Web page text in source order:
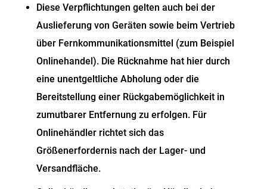
Diese Verpflichtungen gelten auch bei der
Auslieferung von Geräten sowie beim Vertrieb
über Fernkommunikationsmittel (zum Beispiel
Onlinehandel). Die Rücknahme hat hier durch
eine unentgeltliche Abholung oder die
Bereitstellung einer Rückgabemöglichkeit in
zumutbarer Entfernung zu erfolgen. Für
Onlinehändler richtet sich das
Größenerfordernis nach der Lager- und
Versandfläche.